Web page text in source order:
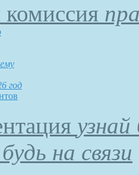
год
будь на связи